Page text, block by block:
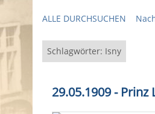
H
u
p
e
ALLE DURCHSUCHEN
Schlagwörter: Isny
29.05.1909 -